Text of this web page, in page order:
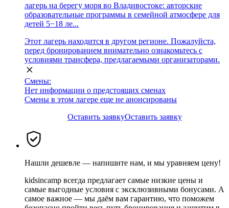
лагерь на берегу моря во Владивостоке: авторские
образовательные программы в семейной атмосфере для
детей 5−18 ле...
Этот лагерь находится в другом регионе. Пожалуйста,
перед бронированием внимательно ознакомьтесь с
условиями трансфера, предлагаемыми организаторами.
Смены:
Нет информации о предстоящих сменах
Смены в этом лагере еще не анонсированы
Оставить заявкуОставить заявку
Нашли дешевле — напишите нам, и мы уравняем цену!
kidsincamp всегда предлагает самые низкие цены и
самые выгодные условия с эксклюзивными бонусами. А
самое важное — мы даём вам гарантию, что поможем